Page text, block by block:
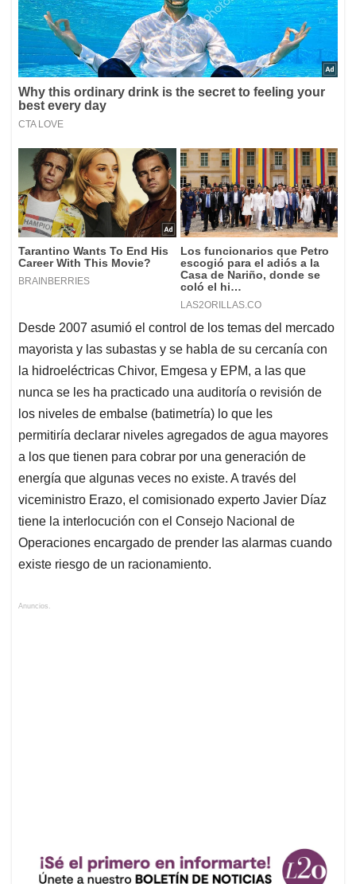
Desde 2007 asumió el control de los temas del mercado
mayorista y las subastas y se habla de su cercanía con
la hidroeléctricas Chivor, Emgesa y EPM, a las que
nunca se les ha practicado una auditoría o revisión de
los niveles de embalse (batimetría) lo que les
permitiría declarar niveles agregados de agua mayores
a los que tienen para cobrar por una generación de
energía que algunas veces no existe. A través del
viceministro Erazo, el comisionado experto Javier Díaz
tiene la interlocución con el Consejo Nacional de
Operaciones encargado de prender las alarmas cuando
existe riesgo de un racionamiento.
Anuncios.